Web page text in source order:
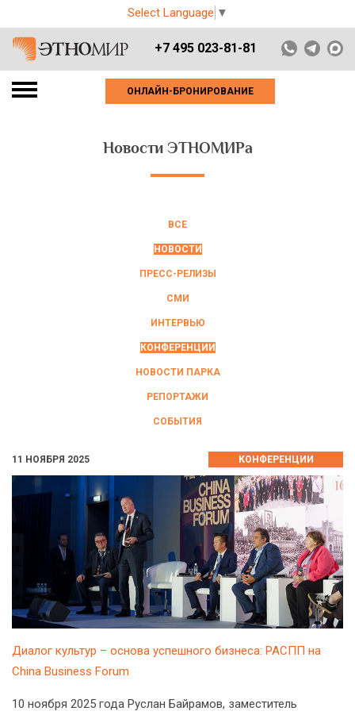
Select Language ▼
+7 495 023-81-81
ОНЛАЙН-БРОНИРОВАНИЕ
Новости ЭТНОМИРа
ВСЕ
НОВОСТИ
ПРЕСС-РЕЛИЗЫ
СМИ
ИНТЕРВЬЮ
КОНФЕРЕНЦИИ
НОВОСТИ ПАРКА
РЕПОРТАЖИ
СОБЫТИЯ
11 НОЯБРЯ 2025 КОНФЕРЕНЦИИ
Диалог культур – основа успешного бизнеса: РАСПП на
China Business Forum
10 ноября 2025 года Руслан Байрамов, заместитель